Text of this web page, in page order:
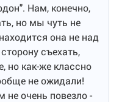
Нам, конечно,
но мы чуть не
она не над
съехать,
но как-же классно
не ожидали!
не очень повезло -